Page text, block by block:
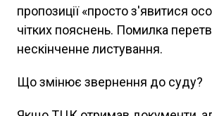
пропозиції «просто з'явитися
чітких пояснень. Помилка
нескінченне листування.
Що змінює звернення до суду?